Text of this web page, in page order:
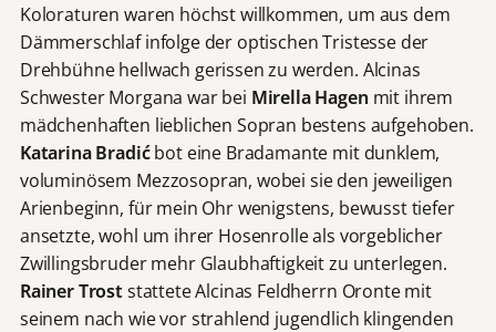
Koloraturen waren höchst willkommen, um aus dem
Dämmerschlaf infolge der optischen Tristesse der
Drehbühne hellwach gerissen zu werden. Alcinas
Schwester Morgana war bei Mirella Hagenmit ihrem
mädchenhaften lieblichen Sopran bestens aufgehoben.
Katarina Bradićbot eine Bradamante mit dunklem,
voluminösem Mezzosopran, wobei sie den jeweiligen
Arienbeginn, für mein Ohr wenigstens, bewusst tiefer
ansetzte, wohl um ihrer Hosenrolle als vorgeblicher
Zwillingsbruder mehr Glaubhaftigkeit zu unterlegen.
Rainer Troststattete Alcinas Feldherrn Oronte mit
seinem nach wie vor strahlend jugendlich klingenden